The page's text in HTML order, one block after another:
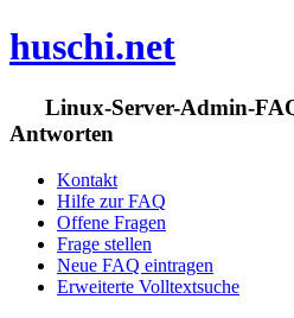
huschi.net
Linux-Server-Admin-
Antworten
Kontakt
Hilfe zur FAQ
Offene Fragen
Frage stellen
Neue FAQ eintragen
Erweiterte Volltextsuche